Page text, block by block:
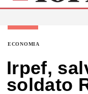
ECONOMIA
Irpef,
soldato